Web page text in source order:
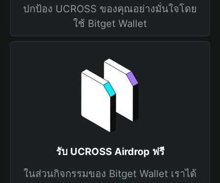
ปกป้อง UCROSS ของคุณอย่างมั่นใจโดย
ใช้ Bitget Wallet
รับ UCROSS Airdrop ฟรี
ในส่วนกิจกรรมของ Bitget Wallet เราได้